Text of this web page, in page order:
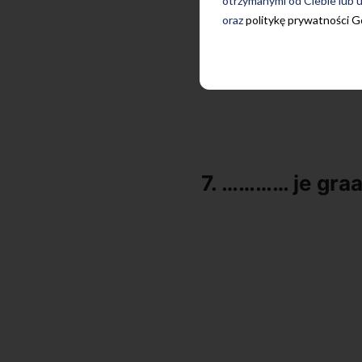
orazpolitykę prywatności
7. ………… je